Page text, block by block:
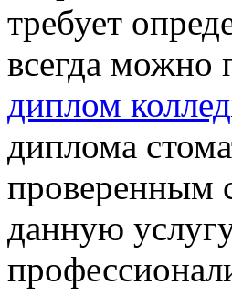
требует
всегда можно
диплом
диплома
проверенным
данную